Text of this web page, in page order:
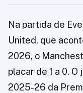
Na partida de
United, que
2026, o
placar de 1 a 0.
2025-26 da